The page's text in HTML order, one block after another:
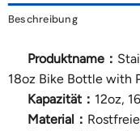
Beschreibung
Produktname：
18oz Bike Bottle with
Kapazität： 12oz,
Material：